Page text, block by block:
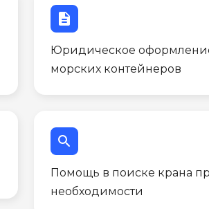
description
Юридическое
морских контейнеров
search
Помощь в поиске крана
необходимости